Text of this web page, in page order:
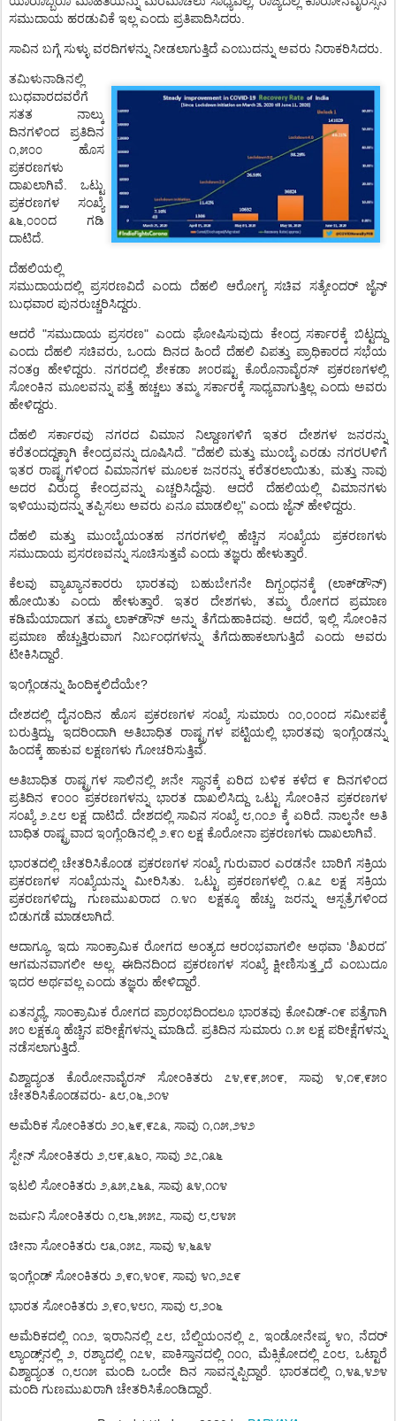
ಸಮುದಾಯ ಹರಡುವಿಕೆ ಇಲ್ಲ ಎಂದು ಪ್ರತಿಪಾದಿಸಿದರು
ಸಾವಿನ ಬಗ್ಗೆ ಸುಳ್ಳು ವರದಿಗಳನ್ನು ನೀಡಲಾಗುತ್ತಿದೆ ಎಂಬುದನ್ನು ಅವರು ನಿರಾಕರಿಸಿದರು
ತಮಿಳುನಾಡಿನಲ್ಲಿ
ಬುಧವಾರದವರೆಗೆ
ಸತತ
ನಾಲ್ಕು
ದಿನಗಳಿಂದ
ಪ್ರತಿದಿನ
೧ ೫೦೦
ಹೊಸ
ಪ್ರಕರಣಗಳು
ದಾಖಲಾಗಿವೆ
ಒಟ್ಟು
ಪ್ರಕರಣಗಳ
ಸಂಖ್ಯೆ
೩೬ ೦೦೦ದ
ಗಡಿ
ದಾಟಿದೆ
ದೆಹಲಿಯಲ್ಲಿ
ಸಮುದಾಯದಲ್ಲಿ
ಪ್ರಸರಣವಿದೆ ಎಂದು ದೆಹಲಿ ಆರೋಗ್ಯ ಸಚಿವ ಸತ್ಯೇಂದರ್ ಜೈನ್
ಬುಧವಾರ ಪುನರುಚ್ಚರಿಸಿದ್ದರು
ಆದರೆ "ಸಮುದಾಯ ಪ್ರಸರಣ"ಎಂದು ಘೋಷಿಸುವುದು ಕೇಂದ್ರ ಸರ್ಕಾರಕ್ಕೆ
ಬಿಟ್ಟದ್ದು
ಎಂದು ದೆಹಲಿ ಸಚಿವರು ,ಒಂದು ದಿನದ ಹಿಂದೆ ದೆಹಲಿ ವಿಪತ್ತು ಪ್ರಾಧಿಕಾರದ ಸಭೆಯ
ನಂತg ಹೇಳಿದ್ದರು ನಗರದಲ್ಲಿ ಶೇಕಡಾ ೫೦ರಷ್ಟು ಕೊರೊನಾವೈರಸ್ ಪ್ರಕರಣಗಳಲ್ಲಿ
ಸೋಂಕಿನ ಮೂಲವನ್ನು ಪತ್ತೆ ಹಚ್ಚಲು ತಮ್ಮ ಸರ್ಕಾರಕ್ಕೆ ಸಾಧ್ಯವಾಗುತ್ತಿಲ್ಲ ಎಂದು ಅವರು
ಹೇಳಿದ್ದರು
ದೆಹಲಿ ಸರ್ಕಾರವು ನಗರದ ವಿಮಾನ ನಿಲ್ದಾಣಗಳಿಗೆ ಇತರ ದೇಶಗಳ
ಜನರನ್ನು
ಕರೆತಂದದ್ದಕ್ಕಾಗಿ ಕೇಂದ್ರವನ್ನು ದೂಷಿಸಿದೆ . "ದೆಹಲಿ ಮತ್ತು ಮುಂಬೈ ಎರಡು ನಗರUಳಿಗೆ
ಇತರ ರಾಷ್ಟ್ರಗಳಿಂದ ವಿಮಾನಗಳ ಮೂಲಕ ಜನರನ್ನು ಕರೆತರಲಾಯಿತು ಮತ್ತು ನಾವು
ಅದರ
ವಿರುದ್ಧ ಕೇಂದ್ರವನ್ನು ಎಚ್ಚರಿಸಿದ್ದೆವು .ಆದರೆ ದೆಹಲಿಯಲ್ಲಿ
ವಿಮಾನಗಳು
ಇಳಿಯುವುದನ್ನು ತಪ್ಪಿಸಲು ಅವರು ಏನೂ ಮಾಡಲಿಲ್ಲ" ಎಂದು ಜೈನ್ ಹೇಳಿದ್ದರು
ದೆಹಲಿ ಮತ್ತು ಮುಂಬೈಯಂತಹ ನಗರಗಳಲ್ಲಿ ಹೆಚ್ಚಿನ ಸಂಖ್ಯೆಯ
ಪ್ರಕರಣಗಳು
ಸಮುದಾಯ ಪ್ರಸರಣವನ್ನು ಸೂಚಿಸುತ್ತವೆ ಎಂದು ತಜ್ಞರು ಹೇಳುತ್ತಾರೆ
ಕೆಲವು ವ್ಯಾಖ್ಯಾನಕಾರರು ಭಾರತವು ಬಹುಬೇಗನೇ ದಿಗ್ಬಂಧನಕ್ಕೆ (ಲಾಕ್ಡೌನ್)
ಹೋಯಿತು ಎಂದು ಹೇಳುತ್ತಾರೆ .ಇತರ ದೇಶಗಳು ,ತಮ್ಮ ರೋಗದ
ಪ್ರಮಾಣ
ಕಡಿಮೆಯಾದಾಗ ತಮ್ಮ ಲಾಕ್ಡೌನ್ ಅನ್ನು ತೆಗೆದುಹಾಕಿದವು. ಆದರೆ ,ಇಲ್ಲಿ ಸೋಂಕಿನ
ಪ್ರಮಾಣ
ಹೆಚ್ಚುತ್ತಿರುವಾಗ ನಿರ್ಬಂಧಗಳನ್ನು ತೆಗೆದುಹಾಕಲಾಗುತ್ತಿದೆ ಎಂದು
ಅವರು
ಟೀಕಿಸಿದ್ದಾರೆ
ಇಂಗ್ಲೆಂಡನ್ನು ಹಿಂದಿಕ್ಕಲಿದೆಯೇ?
ದೇಶದಲ್ಲಿ ದೈನಂದಿನ ಹೊಸ ಪ್ರಕರಣಗಳ ಸಂಖ್ಯೆ ಸುಮಾರು ೧೦, ೦೦೦ದ
ಸಮೀಪಕ್ಕೆ
ಬರುತ್ತಿದ್ದು
ಇದರಿಂದಾಗಿ ಅತಿಬಾಧಿತ ರಾಷ್ಟ್ರಗಳ ಪಟ್ಟಿಯಲ್ಲಿ ಭಾರತವು
ಇಂಗ್ಲೆಂಡನ್ನು
ಹಿಂದಕ್ಕೆ ಹಾಕುವ ಲಕ್ಷಣಗಳು ಗೋಚರಿಸುತ್ತಿವೆ
ಅತಿಬಾಧಿತ ರಾಷ್ಟ್ರಗಳ ಸಾಲಿನಲ್ಲಿ ೫ನೇ ಸ್ಥಾನಕ್ಕೆ ಏರಿದ ಬಳಿಕ ಕಳೆದ ೯ ದಿನಗಳಿಂದ
ಪ್ರತಿದಿನ ೯೦೦೦ ಪ್ರಕರಣಗಳನ್ನು ಭಾರತ ದಾಖಲಿಸಿದ್ದು ಒಟ್ಟು ಸೋಂಕಿನ
ಪ್ರಕರಣಗಳ
ಸಂಖ್ಯೆ ೨ .೭೮ ಲಕ್ಷ ದಾಟಿದೆ. ದೇಶದಲ್ಲಿ ಸಾವಿನ ಸಂಖ್ಯೆ ೮ ,೧೦೨ ಕ್ಕೆ ಏರಿದೆ. ನಾಲ್ಕನೇ ಅತಿ
ಬಾಧಿತ ರಾಷ್ಟ್ರವಾದ ಇಂಗ್ಲೆಂಡಿನಲ್ಲಿ ೨ ೯೧ ಲಕ್ಷ ಕೊರೋನಾ ಪ್ರಕರಣಗಳು ದಾಖಲಾಗಿವೆ
ಭಾರತದಲ್ಲಿ ಚೇತರಿಸಿಕೊಂಡ ಪ್ರಕರಣಗಳ ಸಂಖ್ಯೆ ಗುರುವಾರ ಎರಡನೇ ಬಾರಿಗೆ ಸಕ್ರಿಯ
ಪ್ರಕರಣಗಳ
ಸಂಖ್ಯೆಯನ್ನು ಮೀರಿಸಿತು ಒಟ್ಟು ಪ್ರಕರಣಗಳಲ್ಲಿ ೧. ೩೭ ಲಕ್ಷ
ಸಕ್ರಿಯ
ಪ್ರಕರಣಗಳಿದ್ದು ,ಗುಣಮುಖರಾದ ೧ .೪೧ ಲಕ್ಷಕ್ಕೂ ಹೆಚ್ಚು ಜರನ್ನು
ಆಸ್ಪತ್ರೆಗಳಿಂದ
ಬಿಡುಗಡೆ ಮಾಡಲಾಗಿದೆ
ಆದಾಗ್ಯೂ ,ಇದು ಸಾಂಕ್ರಾಮಿಕ ರೋಗದ ಅಂತ್ಯದ ಆರಂಭವಾಗಲೀ ಅಥವಾ‘ಶಿಖರದ’
ಆಗಮನವಾಗಲೀ ಅಲ್ಲ.ಈದಿನದಿಂದ ಪ್ರಕರಣಗಳ ಸಂಖ್ಯೆ ಕ್ಷೀಣಿಸುತ್ತ್ತದೆ ಎಂಬುದೂ
ಇದರ ಅರ್ಥವಲ್ಲ ಎಂದು ತಜ್ಞರು ಹೇಳಿದ್ದಾರೆ
ಏತನ್ಮಧ್ಯೆ ಸಾಂಕ್ರಾಮಿಕ ರೋಗದ ಪ್ರಾರಂಭದಿಂದಲೂ ಭಾರತವು ಕೋವಿಡ್-೧೯ ಪತ್ತೆಗಾಗಿ
೫೦ ಲಕ್ಷಕ್ಕೂ ಹೆಚ್ಚಿನ ಪರೀಕ್ಷೆಗಳನ್ನು ಮಾಡಿದೆ ಪ್ರತಿದಿನ ಸುಮಾರು ೧ ೫ ಲಕ್ಷ ಪರೀಕ್ಷೆಗಳನ್ನು
ನಡೆಸಲಾಗುತ್ತಿದೆ
ವಿಶ್ವಾದ್ಯಂತ ಕೊರೋನಾವೈರಸ್ ಸೋಂಕಿತರು ೭೪ ೯೯ ೫೦೯ ಸಾವು ೪ ೧೯ ೯೫೦
ಚೇತರಿಸಿಕೊಂಡವರು- ೩೮ ೦೬ ೨೧೪
ಅಮೆರಿಕ ಸೋಂಕಿತರು ೨೦ ೬೯ ೯೭೩ ಸಾವು ೧ ೧೫ ೨೪೨
ಸ್ಪೇನ್ ಸೋಂಕಿತರು ೨ ೮೯ ೩೬೦ ಸಾವು ೨೭ ೧೩೬
ಇಟಲಿ ಸೋಂಕಿತರು ೨ ೩೫ ೭೬೩ ಸಾವು ೩೪ ೧೧೪
ಜರ್ಮನಿ ಸೋಂಕಿತರು ೧ ೮೬ ೫೫೭ ಸಾವು ೮ ೮೪೫
ಚೀನಾ ಸೋಂಕಿತರು ೮೩ ೦೫೭ ಸಾವು ೪ ೬೩೪
ಇಂಗ್ಲೆಂಡ್ ಸೋಂಕಿತರು ೨ ೯೧ ೪೦೯ ಸಾವು ೪೧ ೨೭೯
ಭಾರತ ಸೋಂಕಿತರು ೨ ೯೦ ೪೮೧ ಸಾವು ೮ ೨೦೬
ಅಮೆರಿಕದಲ್ಲಿ ೧೧೨, ಇರಾನಿನಲ್ಲಿ ೭೮, ಬೆಲ್ಜಿಯಂನಲ್ಲಿ ೭ ಇಂಡೋನೇಷ್ಯ ೪೧, ನೆದರ್
ಲ್ಯಾಂಡ್ಸ್ನಲ್ಲಿ ೨,ರಶ್ಯಾದಲ್ಲಿ ೧೭೪, ಪಾಕಿಸ್ತಾನದಲ್ಲಿ ೧೦೧ ಮೆಕ್ಸಿಕೋದಲ್ಲಿ ೭೦೮
ಒಟ್ಟಾರೆ
ವಿಶ್ವಾದ್ಯಂತ
೧ ,೮೧೫ ಮಂದಿ ಒಂದೇ ದಿನ ಸಾವನ್ನಪ್ಪಿದ್ದಾರೆ ಭಾರತದಲ್ಲಿ ೧ ,೪೩ ,೪೨೪
ಮಂದಿ ಗುಣಮುಖರಾಗಿ ಚೇತರಿಸಿಕೊಂಡಿದ್ದಾರೆ